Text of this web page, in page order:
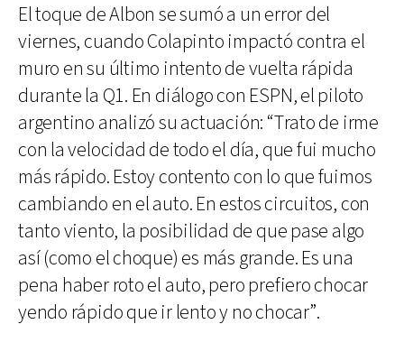
El toque de Albon se sumó a un error del
viernes, cuando Colapinto impactó contra el
muro en su último intento de vuelta rápida
durante la Q1. En diálogo con ESPN, el piloto
argentino analizó su actuación: “Trato de irme
con la velocidad de todo el día, que fui mucho
más rápido. Estoy contento con lo que fuimos
cambiando en el auto. En estos circuitos, con
tanto viento, la posibilidad de que pase algo
así (como el choque) es más grande. Es una
pena haber roto el auto, pero prefiero chocar
yendo rápido que ir lento y no chocar”.